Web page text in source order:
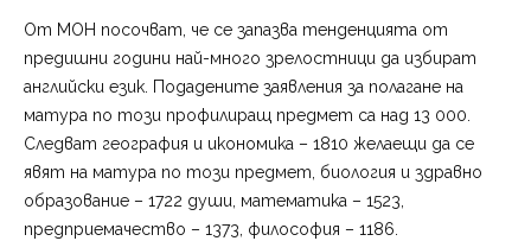
От МОН посочват, че се запазва тенденцията от
предишни години най-много зрелостници да избират
английски език. Подадените заявления за полагане на
матура по този профилиращ предмет са над 13 000.
Следват география и икономика – 1810 желаещи да се
явят на матура по този предмет, биология и здравно
образование – 1722 души, математика – 1523,
предприемачество – 1373, философия – 1186.